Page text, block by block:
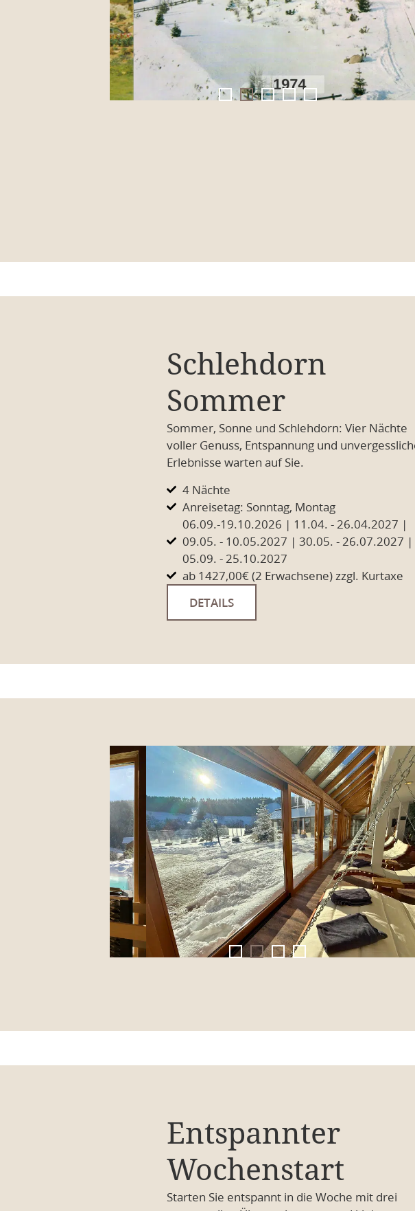
Schlehdorn
Sommer
Sommer, Sonne und Schlehdorn: Vier Nächte
voller Genuss, Entspannung und
Erlebnisse warten auf Sie.
4 Nächte
Anreisetag: Sonntag, Montag
06.09.-19.10.2026 | 11.04. - 26.04.2027 |
09.05. - 10.05.2027 | 30.05. - 26.07.2027 |
05.09. - 25.10.2027
ab 1427,00€ (2 Erwachsene) zzgl. Kurtaxe
DETAILS
Entspannter
Wochenstart
Starten Sie entspannt in die Woche mit drei